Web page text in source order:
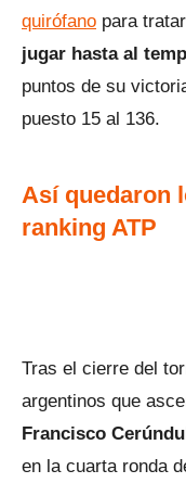
quirófano para
jugar hasta al
puntos de su
puesto 15 al 136.
Así quedaron
ranking ATP
Tras el cierre del
argentinos que
Francisco
en la cuarta ronda